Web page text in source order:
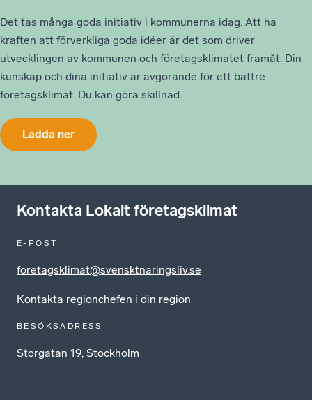
Det tas många goda initiativ i kommunerna idag. Att ha
kraften att förverkliga goda idéer är det som driver
utvecklingen av kommunen och företagsklimatet framåt. Din
kunskap och dina initiativ är avgörande för ett bättre
företagsklimat. Du kan göra skillnad.
Ladda ner
Kontakta Lokalt företagsklimat
E-POST
foretagsklimat@svensktnaringsliv.se
Kontakta regionchefen i din region
BESÖKSADRESS
Storgatan 19, Stockholm